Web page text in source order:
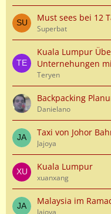
Must sees bei 12
Superbat
Kuala Lumpur
Unternehungen
Teryen
Backpacking
Danielano
Taxi von Johor
Jajoya
Kuala Lumpur
xuanxang
Malaysia im
Jajoya